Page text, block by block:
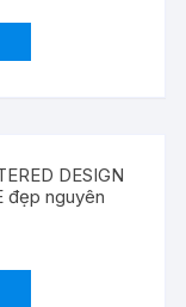
DESIGN
đẹp nguyên